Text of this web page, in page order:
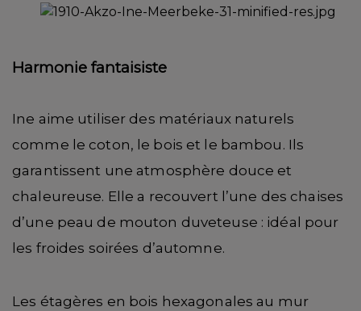
Harmonie fantaisiste
Ine aime utiliser des matériaux naturels
comme le coton, le bois et le bambou. Ils
garantissent une atmosphère douce et
chaleureuse. Elle a recouvert l’une des chaises
d’une peau de mouton duveteuse : idéal pour
les froides soirées d’automne.
Les étagères en bois hexagonales au mur